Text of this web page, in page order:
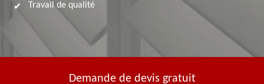
Travail de qualité
Demande de devis gratuit